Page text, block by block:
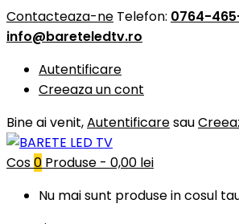
Contacteaza-ne Telefon: 0764-
info@bareteledtv.ro
Autentificare
Creeaza un cont
Bine ai venit,Autentificaresau
Cos0 Produse - 0,00 lei
Nu mai sunt produse in cosul